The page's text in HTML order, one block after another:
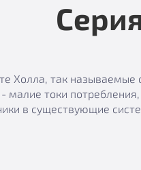
Холла, так
токи
в существующие